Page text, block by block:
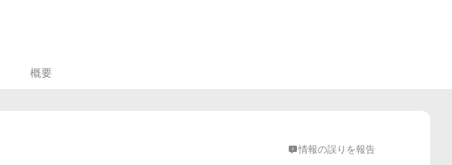
概要
情報の誤りを報告